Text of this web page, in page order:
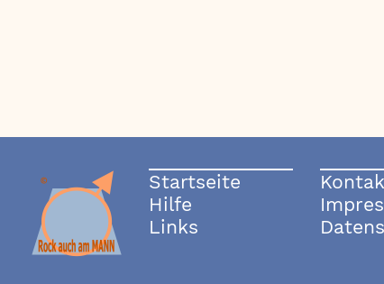
Startseite
Hilfe
Links